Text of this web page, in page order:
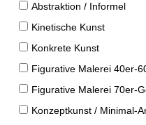
Abstraktion / Informel
Kinetische Kunst
Konkrete Kunst
Figurative Malerei 40er-
Figurative Malerei 70er-
Konzeptkunst / Minimal-